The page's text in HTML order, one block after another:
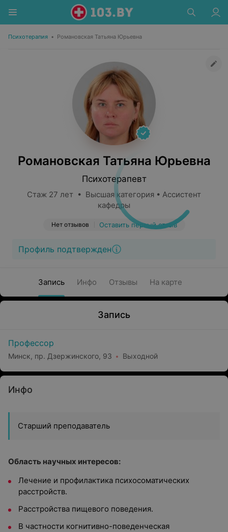
Психотерапия • Романовская Татьяна Юрьевна
Романовская Татьяна Юрьевна
Психотерапевт
Стаж 27 лет • Высшая категория • Ассистент
кафедры
Нет отзывов Оставить первый отзыв
Профиль подтвержден
Запись Инфо Отзывы На карте
Запись
Профессор
Минск, пр. Дзержинского, 93 Выходной
Инфо
Старший преподаватель
Область научных интересов:
Лечение и профилактика психосоматических
расстройств.
Расстройства пищевого поведения.
В частности когнитивно-поведенческая